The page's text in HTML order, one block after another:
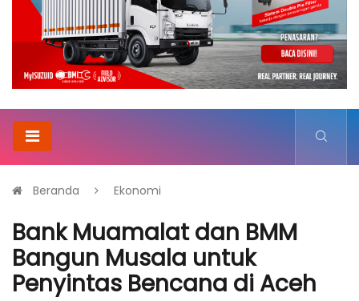
Beranda Ekonomi
Bank Muamalat dan BMM
Bangun Musala untuk
Penyintas Bencana di Aceh